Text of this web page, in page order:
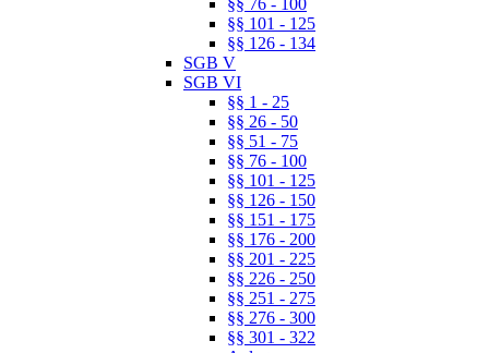
§§ 101 - 125
§§ 126 - 134
SGB V
SGB VI
§§ 1 - 25
§§ 26 - 50
§§ 51 - 75
§§ 76 - 100
§§ 101 - 125
§§ 126 - 150
§§ 151 - 175
§§ 176 - 200
§§ 201 - 225
§§ 226 - 250
§§ 251 - 275
§§ 276 - 300
§§ 301 - 322